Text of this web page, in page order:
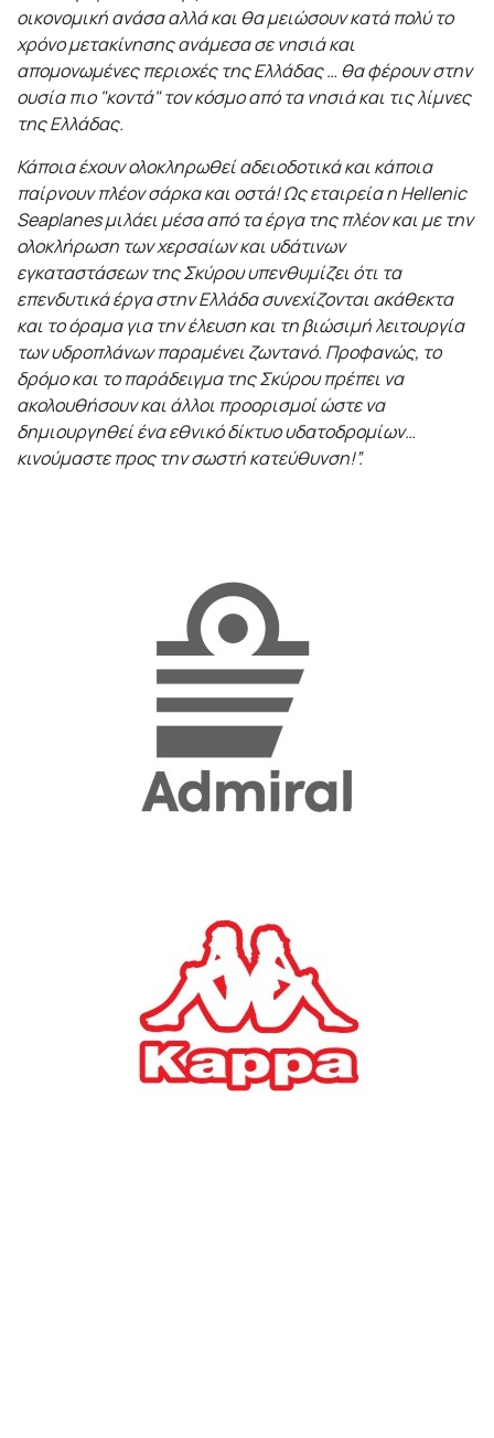
οικονομική ανάσα αλλά και θα μειώσουν κατά πολύ το
χρόνο μετακίνησης ανάμεσα σε νησιά και
απομονωμένες περιοχές της Ελλάδας … θα φέρουν στην
ουσία πιο "κοντά" τον κόσμο από τα νησιά και τις λίμνες
της Ελλάδας.
Κάποια έχουν ολοκληρωθεί αδειοδοτικά και κάποια
παίρνουν πλέον σάρκα και οστά! Ως εταιρεία ηHellenic
Seaplanesμιλάει μέσα από τα έργα της πλέον και με την
ολοκλήρωση των χερσαίων και υδάτινων
εγκαταστάσεων της Σκύρου υπενθυμίζει ότι τα
επενδυτικά έργα στην Ελλάδα συνεχίζονται ακάθεκτα
και το όραμα για την έλευση και τη βιώσιμή λειτουργία
των υδροπλάνων παραμένει ζωντανό. Προφανώς, το
δρόμο και το παράδειγμα της Σκύρου πρέπει να
ακολουθήσουν και άλλοι προορισμοί ώστε να
δημιουργηθεί ένα εθνικό δίκτυο υδατοδρομίων…
κινούμαστε προς την σωστή κατεύθυνση!”.